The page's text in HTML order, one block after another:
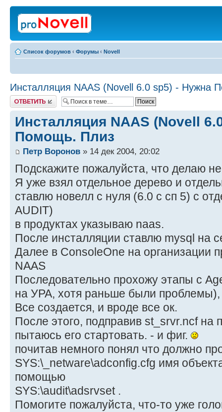
Список форумов ‹ Форумы ‹ Novell
Инсталляция NAAS (Novell 6.0 sp5) - Нужна
Ответить
Инсталляция NAAS (Novell
Помощь. Плиз
Петр Воронов » 14 дек 2004, 20:02
Подскажите пожалуйста, что делаю
Я уже взял отдельное дерево и
ставлю новелл с нуля (6.0 с сп 5) с
AUDIT)
в продуктах указываю naas.
После инсталляции ставлю mysql на
Далее в ConsoleOne на организации
NAAS
Последовательно прохожу этапы с
на УРА, хотя раньше были
Все создается, и вроде все ок.
После этого, подправив st_srvr.ncf на
пытаюсь его стартовать. - и фиг.
почитав немного понял что должно
SYS:\_netware\adconfig.cfg имя
помощью
SYS:\audit\adsrvset .
Помогите пожалуйста, что-то уже